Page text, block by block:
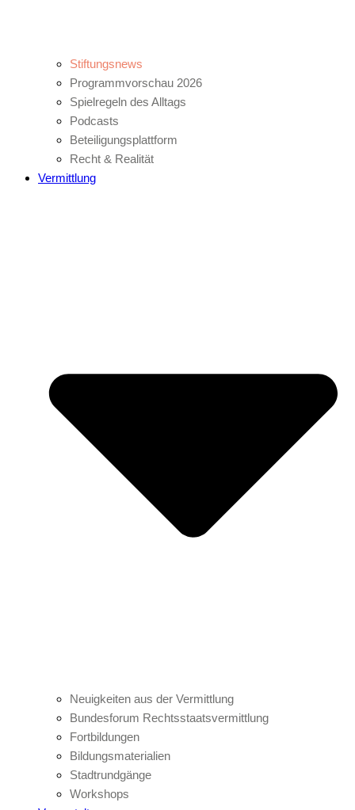
Stiftungsnews
Programmvorschau 2026
Spielregeln des Alltags
Podcasts
Beteiligungsplattform
Recht & Realität
Vermittlung
Neuigkeiten aus der Vermittlung
Bundesforum Rechtsstaatsvermittlung
Fortbildungen
Bildungsmaterialien
Stadtrundgänge
Workshops